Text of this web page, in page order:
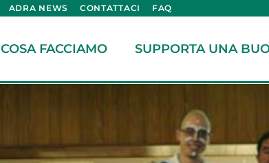
ADRA NEWS CONTATTACI FAQ
COSA FACCIAMO SUPPORTA UNA